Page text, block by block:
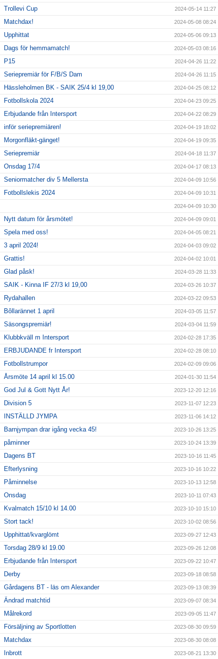
Trollevi Cup 2024-05-14 11:27
Matchdax! 2024-05-08 08:24
Upphittat 2024-05-06 09:13
Dags för hemmamatch! 2024-05-03 08:16
P15 2024-04-26 11:22
Seriepremiär för F/B/S Dam 2024-04-26 11:15
Hässleholmen BK - SAIK 25/4 kl 19,00 2024-04-25 08:12
Fotbollskola 2024 2024-04-23 09:25
Erbjudande från Intersport 2024-04-22 08:29
inför seriepremiären! 2024-04-19 18:02
Morgonfläkt-gänget! 2024-04-19 09:35
Seriepremiär 2024-04-18 11:37
Onsdag 17/4 2024-04-17 08:13
Seniormatcher div 5 Mellersta 2024-04-09 10:56
Fotbollslekis 2024 2024-04-09 10:31
2024-04-09 10:30
Nytt datum för årsmötet! 2024-04-09 09:01
Spela med oss! 2024-04-05 08:21
3 april 2024! 2024-04-03 09:02
Grattis! 2024-04-02 10:01
Glad påsk! 2024-03-28 11:33
SAIK - Kinna IF 27/3 kl 19,00 2024-03-26 10:37
Rydahallen 2024-03-22 09:53
Bôllarännet 1 april 2024-03-05 11:57
Säsongspremiär! 2024-03-04 11:59
Klubbkväll m Intersport 2024-02-28 17:35
ERBJUDANDE fr Intersport 2024-02-28 08:10
Fotbollstrumpor 2024-02-09 09:06
Årsmöte 14 april kl 15.00 2024-01-30 11:54
God Jul & Gott Nytt År! 2023-12-20 12:16
Division 5 2023-11-07 12:23
INSTÄLLD JYMPA 2023-11-06 14:12
Barnjympan drar igång vecka 45! 2023-10-26 13:25
påminner 2023-10-24 13:39
Dagens BT 2023-10-16 11:45
Efterlysning 2023-10-16 10:22
Påminnelse 2023-10-13 12:58
Onsdag 2023-10-11 07:43
Kvalmatch 15/10 kl 14.00 2023-10-10 15:10
Stort tack! 2023-10-02 08:56
Upphittat/kvarglömt 2023-09-27 12:43
Torsdag 28/9 kl 19.00 2023-09-26 12:08
Erbjudande från Intersport 2023-09-22 10:47
Derby 2023-09-18 08:58
Gårdagens BT - läs om Alexander 2023-09-13 08:39
Ändrad matchtid 2023-09-07 08:34
Målrekord 2023-09-05 11:47
Försäljning av Sportlotten 2023-08-30 09:59
Matchdax 2023-08-30 08:08
Inbrott 2023-08-21 13:30